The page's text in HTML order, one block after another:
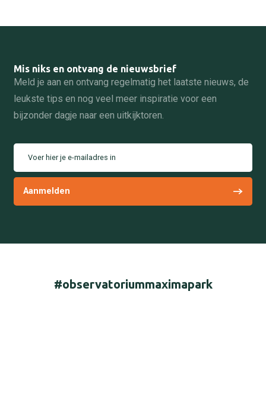
Mis niks en ontvang de nieuwsbrief
Meld je aan en ontvang regelmatig het laatste nieuws, de
leukste tips en nog veel meer inspiratie voor een
bijzonder dagje naar een uitkijktoren.
Voer hier je e-mailadres in
#observatoriummaximapark